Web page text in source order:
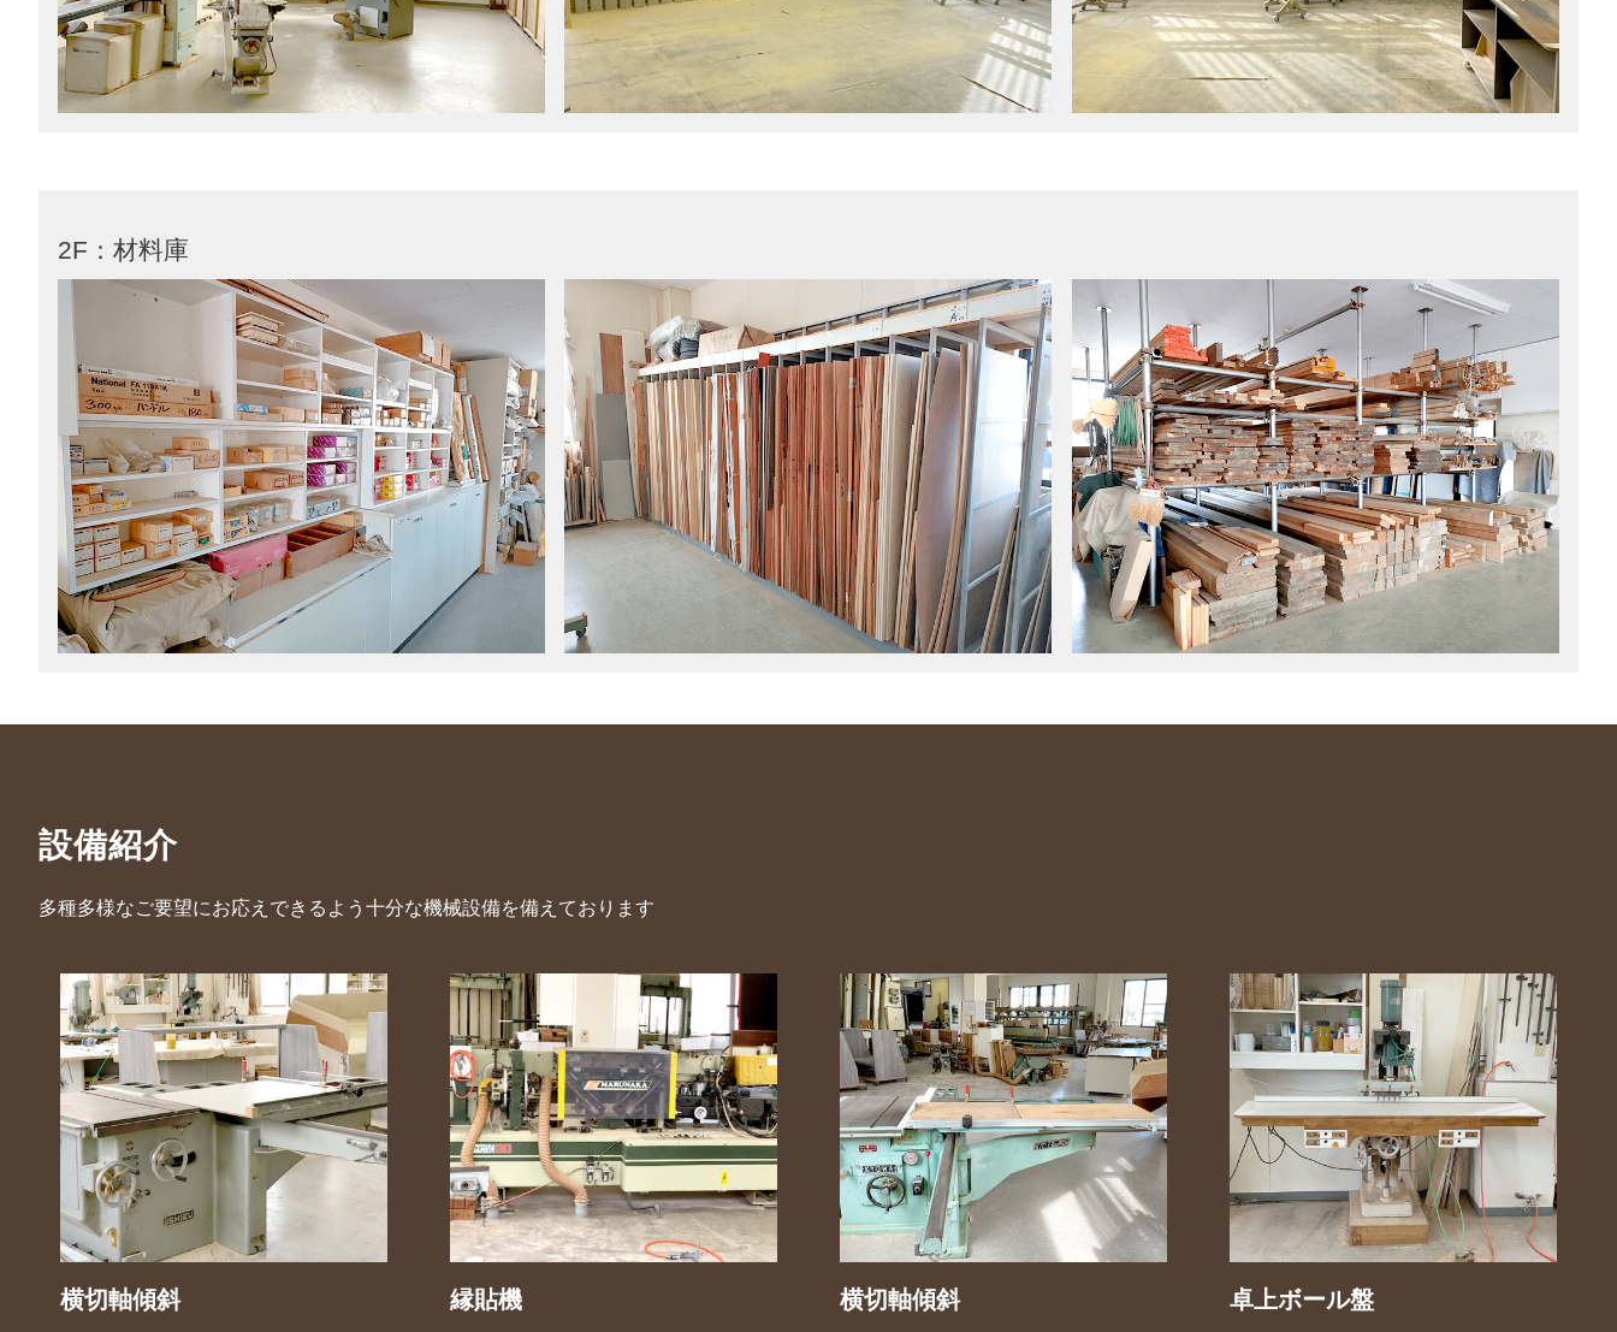
2F：材料庫
設備紹介
多種多様なご要望にお応えできるよう十分な機械設備を備えております
横切軸傾斜 縁貼機 横切軸傾斜 卓上ボール盤